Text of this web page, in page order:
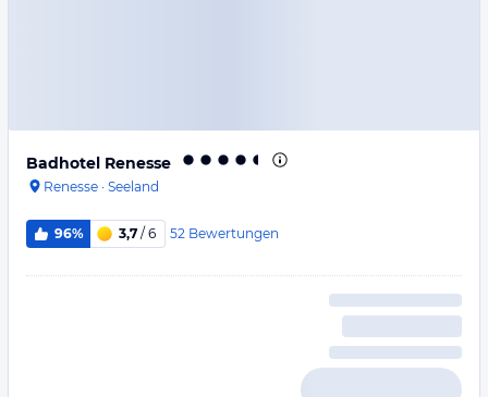
Badhotel Renesse
Renesse · Seeland
96% 3,7 / 6 52 Bewertungen